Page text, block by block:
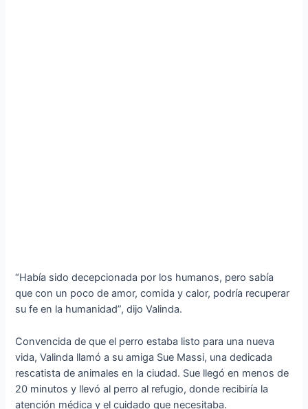
“Había sido decepcionada por los humanos, pero sabía
que con un poco de amor, comida y calor, podría recuperar
su fe en la humanidad”, dijo Valinda.
Convencida de que el perro estaba listo para una nueva
vida, Valinda llamó a su amiga Sue Massi, una dedicada
rescatista de animales en la ciudad. Sue llegó en menos de
20 minutos y llevó al perro al refugio, donde recibiría la
atención médica y el cuidado que necesitaba.